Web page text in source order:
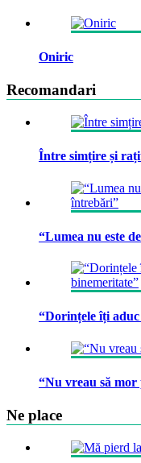
Oniric
Recomandari
Între simțire și
“Lumea nu este
“Dorințele îți
“Nu vreau să mor
Ne place